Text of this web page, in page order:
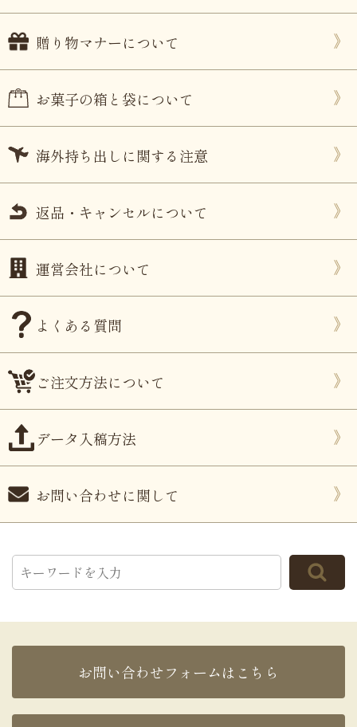
贈り物マナーについて
お菓子の箱と袋について
海外持ち出しに関する注意
返品・キャンセルについて
運営会社について
よくある質問
ご注文方法について
データ入稿方法
お問い合わせに関して
お問い合わせフォームはこちら